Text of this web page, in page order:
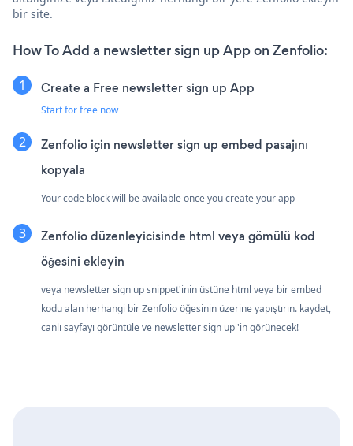
bir site.
How To Add a newsletter sign up App on Zenfolio:
Create a Free newsletter sign up App
Start for free now
Zenfolio için newsletter sign up embed pasajını
kopyala
Your code block will be available once you create your app
Zenfolio düzenleyicisinde html veya gömülü kod
öğesini ekleyin
veya newsletter sign up snippet'inin üstüne html veya bir embed
kodu alan herhangi bir Zenfolio öğesinin üzerine yapıştırın. kaydet,
canlı sayfayı görüntüle ve newsletter sign up 'in görünecek!